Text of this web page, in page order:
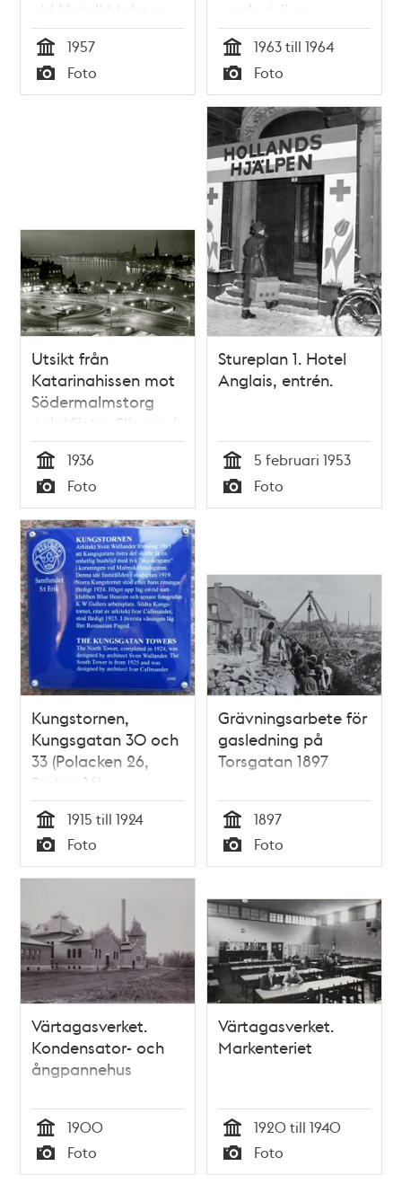
vid Hotell Malmen
Tid
1957
Typ
Foto
nordost över
Adlerbethsgatan
och
Drottningholmsvägen.
I fonden
Stadshagens siluett.
Tid
1963 till 1964
Typ
Foto
Utsikt från
Katarinahissen mot
Södermalmstorg
och Västra Slingan i
Slusskarusellen
Tid
1936
Typ
Foto
Stureplan 1. Hotel
Anglais, entrén.
Tid
5 februari 1953
Typ
Foto
Kungstornen,
Kungsgatan 30 och
33 (Polacken 26,
Stuten 16)
Tid
1915 till 1924
Typ
Foto
Grävningsarbete för
gasledning på
Torsgatan 1897
Tid
1897
Typ
Foto
Värtagasverket.
Kondensator- och
ångpannehus
Tid
1900
Typ
Foto
Värtagasverket.
Markenteriet
Tid
1920 till 1940
Typ
Foto